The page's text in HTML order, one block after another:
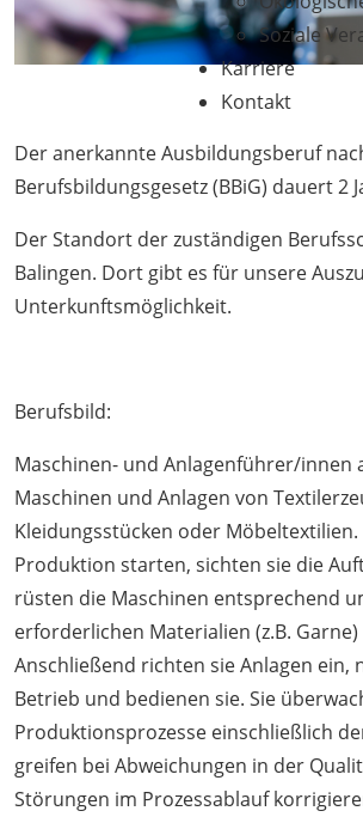
Soziale
Karriere
Kontakt
Der anerkannte Ausbildungsberuf
Berufsbildungsgesetz (BBiG) dauert 2
Der Standort der zuständigen
Balingen. Dort gibt es für unsere
Unterkunftsmöglichkeit.
Berufsbild:
Maschinen- und Anlagenführer/innen
Maschinen und Anlagen von
Kleidungsstücken oder Möbeltextilien.
Produktion starten, sichten sie die
rüsten die Maschinen entsprechend
erforderlichen Materialien (z.B.
Anschließend richten sie Anlagen ein,
Betrieb und bedienen sie. Sie
Produktionsprozesse einschließlich
greifen bei Abweichungen in der
Störungen im Prozessablauf